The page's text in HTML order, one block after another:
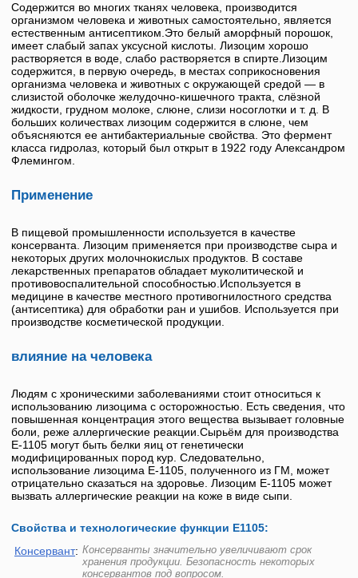
Содержится во многих тканях человека, производится
организмом человека и животных самостоятельно, является
естественным антисептиком.Это белый аморфный порошок,
имеет слабый запах уксусной кислоты. Лизоцим хорошо
растворяется в воде, слабо растворяется в спирте.Лизоцим
содержится, в первую очередь, в местах соприкосновения
организма человека и животных с окружающей средой — в
слизистой оболочке желудочно-кишечного тракта, слёзной
жидкости, грудном молоке, слюне, слизи носоглотки и т. д. В
больших количествах лизоцим содержится в слюне, чем
объясняются ее антибактериальные свойства. Это фермент
класса гидролаз, который был открыт в 1922 году Александром
Флемингом.
Применение
В пищевой промышленности используется в качестве
консерванта. Лизоцим применяется при производстве сыра и
некоторых других молочнокислых продуктов. В составе
лекарственных препаратов обладает муколитической и
противовоспалительной способностью.Используется в
медицине в качестве местного противогнилостного средства
(антисептика) для обработки ран и ушибов. Используется при
производстве косметической продукции.
влияние на человека
Людям с хроническими заболеваниями стоит относиться к
использованию лизоцима с осторожностью. Есть сведения, что
повышенная концентрация этого вещества вызывает головные
боли, реже аллергические реакции.Сырьём для производства
Е-1105 могут быть белки яиц от генетически
модифицированных пород кур. Следовательно,
использование лизоцима Е-1105 , полученного из ГМ, может
отрицательно сказаться на здоровье. Лизоцим Е-1105 может
вызвать аллергические реакции на коже в виде сыпи.
Свойства и технологические функции Е1105:
Консервант: Консерванты значительно увеличивают срок
хранения продукции. Безопасность некоторых
консервантов под вопросом.